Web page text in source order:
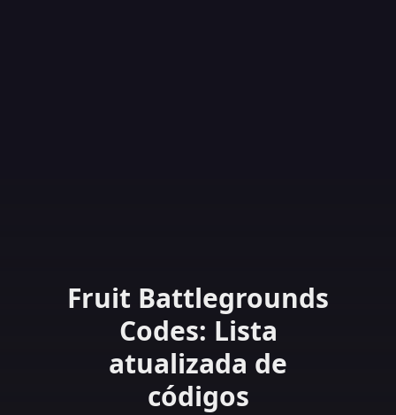
Fruit Battlegrounds
Codes: Lista
atualizada de
códigos